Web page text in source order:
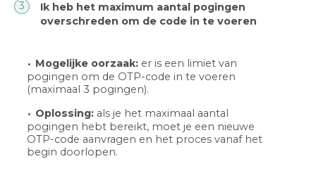
Ik heb het maximum aantal pogingen
overschreden om de code in te voeren
Mogelijke oorzaak: er is een limiet van
pogingen om de OTP-code in te voeren
(maximaal 3 pogingen).
Oplossing: als je het maximaal aantal
pogingen hebt bereikt, moet je een nieuwe
OTP-code aanvragen en het proces vanaf het
begin doorlopen.